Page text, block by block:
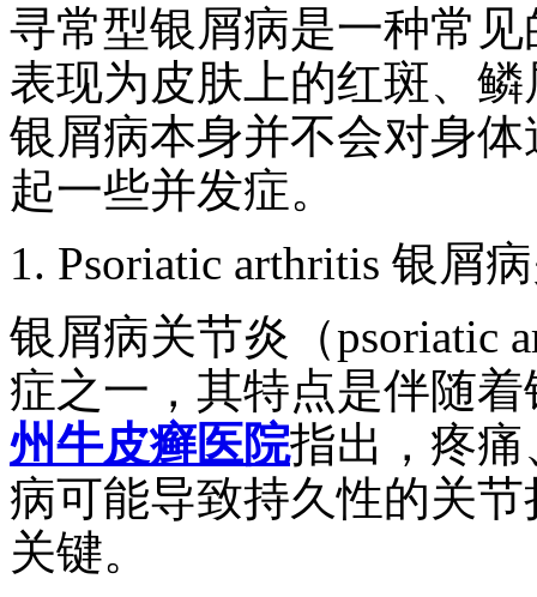
寻常型银屑病是一种常
表现为皮肤上的红斑、
银屑病本身并不会对身
起一些并发症。
1. Psoriatic arthritis 银屑
银屑病关节炎（psoriatic
症之一，其特点是伴随
州牛皮癣医院指出，疼
病可能导致持久性的关
关键。